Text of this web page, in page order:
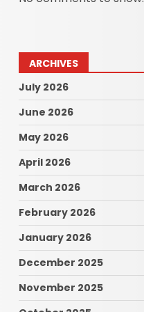
ARCHIVES
July 2026
June 2026
May 2026
April 2026
March 2026
February 2026
January 2026
December 2025
November 2025